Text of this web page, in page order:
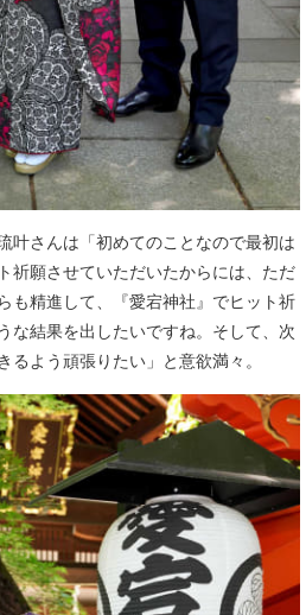
叶さんは「初めてのことなので最初は
祈願させていただいたからには、ただ
も精進して、『愛宕神社』でヒット祈
な結果を出したいですね。そして、次
るよう頑張りたい」と意欲満々。